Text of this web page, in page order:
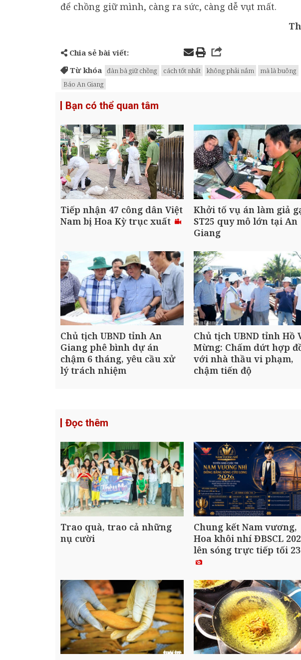
để chồng giữ mình, càng ra sức, càng dễ vụt mất.
Chia sẻ bài viết:
Từ khóa đàn bà giữ chồng cách tốt nhất không phải nắm mà là buông
Báo An Giang
Bạn có thể quan tâm
Tiếp nhận 47 công dân Việt
Nam bị Hoa Kỳ trục xuất
Khởi tố vụ án làm giả
ST25 quy mô lớn tại An
Giang
Chủ tịch UBND tỉnh An
Giang phê bình dự án
chậm 6 tháng, yêu cầu xử
lý trách nhiệm
Chủ tịch UBND tỉnh Hồ
Mừng: Chấm dứt hợp
với nhà thầu vi phạm,
chậm tiến độ
Đọc thêm
Trao quà, trao cả những
nụ cười
Chung kết Nam vương,
Hoa khôi nhí ĐBSCL
lên sóng trực tiếp tối